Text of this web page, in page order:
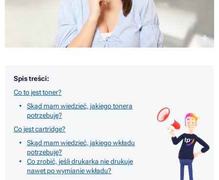
Spis treści:
Co to jest toner?
Skąd mam wiedzieć, jakiego tonera
potrzebuję?
Co jest cartridge?
Skąd mam wiedzieć, jakiego wkładu
potrzebuję?
Co zrobić, jeśli drukarka nie drukuje
nawet po wymianie wkładu?